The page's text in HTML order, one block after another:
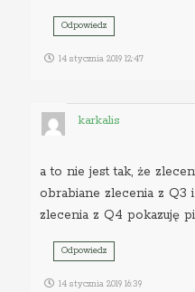
Odpowiedz
14 stycznia 2019 12:47
karkalis
a to nie jest tak, że
obrabiane zlecenia z Q3
zlecenia z Q4 pokazuję
Odpowiedz
14 stycznia 2019 16:39